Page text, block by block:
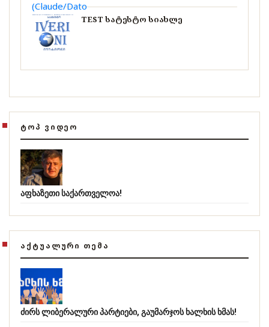
TEST სატესტო სიახლე
ᲢᲝᲞ ᲕᲘᲓᲔᲝ
აფხაზეთი საქართველოა!
ᲐᲥᲢᲣᲐᲚᲣᲠᲘ ᲗᲔᲛᲐ
ძირს ლიბერალური პარტიები, გაუმარჯოს ხალხის ხმას!